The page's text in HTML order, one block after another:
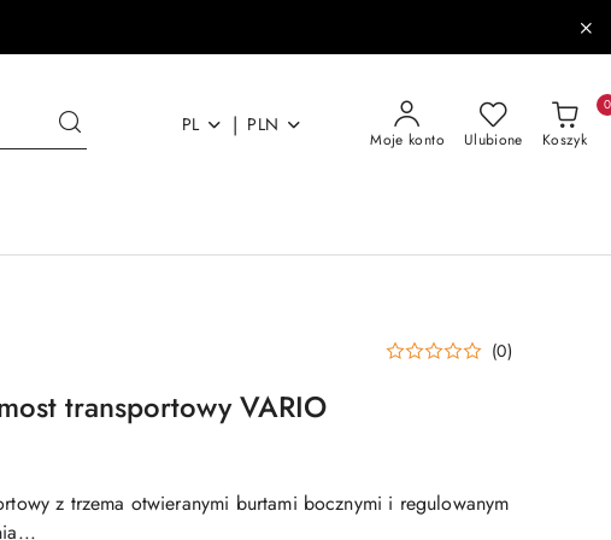
PL | PLN
Moje konto Ulubione Koszyk
0
(0)
transportowy VARIO
z trzema otwieranymi burtami bocznymi i regulowanym